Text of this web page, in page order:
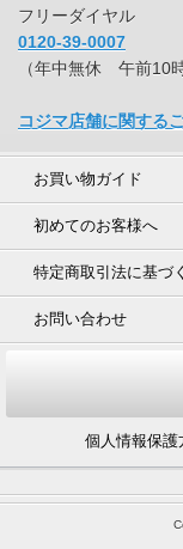
フリーダイヤル
0120-39-0007
（年中無休 午前10
コジマ店舗に関する
お買い物ガイド
初めてのお客様へ
特定商取引法に基づ
お問い合わせ
個人情報保護